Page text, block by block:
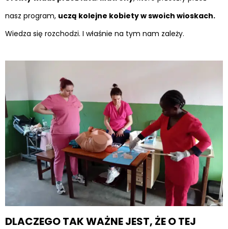
nasz program, uczą kolejne kobiety w swoich wioskach.
Wiedza się rozchodzi. I właśnie na tym nam zależy.
DLACZEGO TAK WAŻNE JEST, ŻE O TEJ